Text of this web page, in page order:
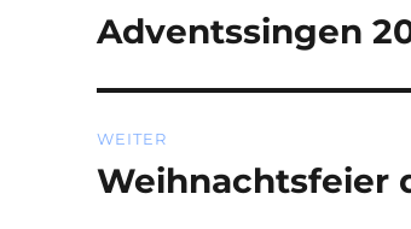
Vorheriger
Adventssingen
WEITER
Nächster
Weihnachtsfeier